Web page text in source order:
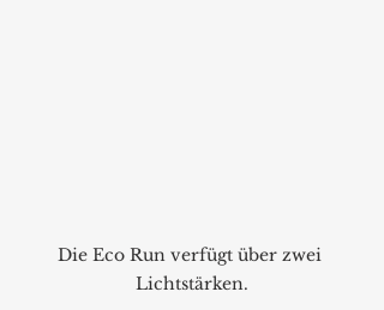
Die Eco Run verfügt über zwei
Lichtstärken.